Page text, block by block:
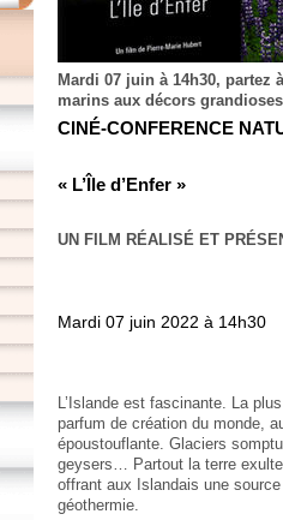
Mardi 07 juin à 14h30, partez
marins aux décors grandioses
CINÉ-CONFERENCE
« L’Île d’Enfer »
UN FILM RÉALISÉ ET
Mardi 07 juin 2022 à 14h30
L’Islande est fascinante. La
parfum de création du monde,
époustouflante. Glaciers
geysers… Partout la terre exulte
offrant aux Islandais une
géothermie.